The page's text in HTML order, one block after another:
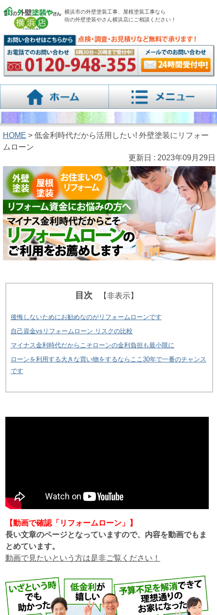
横浜市の外壁塗装工事、屋根塗装工事なら
街の外壁塗装やさん横浜店にご相談ください！
HOME > 低金利時代だから活用したい! 外壁塗装にリフォー
ムローン
更新日 : 2023年09月29日
目次 【非表示】
後悔しないためにお勧めなのがリフォームローンです
自己資金vsリフォームローン リスクの比較
マイナス金利時代だからこそローンの金利負担も最小限に
ローンを利用する大きな買い物をするならここ30年で一番のチャンス
です
【動画で確認「リフォームローン」】
長い文章のページとなっていますので、内容を動画でもま
とめています。
動画で見たいという方は是非ご覧ください！